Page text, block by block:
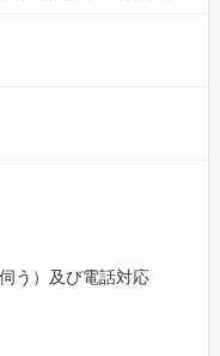
う）及び電話対応